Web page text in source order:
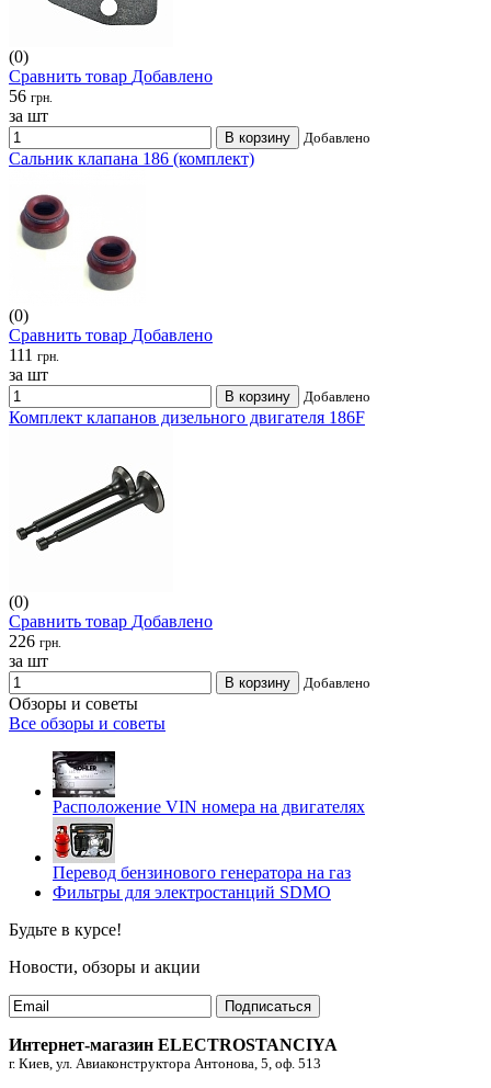
(0)
Сравнить товар Добавлено
56 грн.
за шт
В корзину Добавлено
Сальник клапана 186 (комплект)
(0)
Сравнить товар Добавлено
111 грн.
за шт
В корзину Добавлено
Комплект клапанов дизельного двигателя 186F
(0)
Сравнить товар Добавлено
226 грн.
за шт
В корзину Добавлено
Обзоры и советы
Все обзоры и советы
Расположение VIN номера на двигателях
Перевод бензинового генератора на газ
Фильтры для электростанций SDMO
Будьте в курсе!
Новости, обзоры и акции
Подписаться
Интернет-магазин ELECTROSTANCIYA
г. Киев, ул. Авиаконструктора Антонова, 5, оф. 513